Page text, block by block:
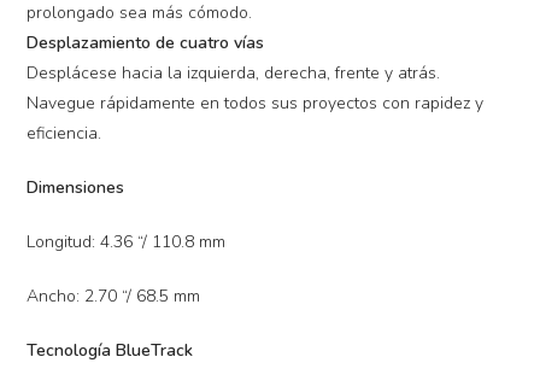
prolongado sea más cómodo.
Desplazamiento de cuatro vías
Desplácese hacia la izquierda, derecha, frente y atrás.
Navegue rápidamente en todos sus proyectos con rapidez y
eficiencia.
Dimensiones
Longitud: 4.36 “/ 110.8 mm
Ancho: 2.70 “/ 68.5 mm
Tecnología BlueTrack